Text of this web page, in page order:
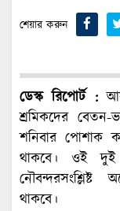
শেয়ার করুন
ডেস্ক রিপোর্ট :
শ্রমিকদের
শনিবার পোশাক
থাকবে। ওই দুই
থাকবে।